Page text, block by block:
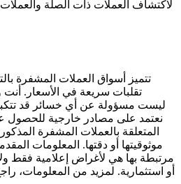
USDT Bonus
10% APR
| Daily Rewards
تتميز أسواق العملات المشفرة
تقلبات سريعة في الأسعار.
نعتمد على مصادر خارجية للحصول
المتعلقة بالعملات المشفرة
موثوقيتها أو دقتها. المعلومات
مرتبطة بها هي لأغراض إعلامية فقط
أو استثمارية. لمزيد من المعلومات،